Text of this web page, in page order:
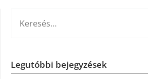
Legutóbbi bejegyzések